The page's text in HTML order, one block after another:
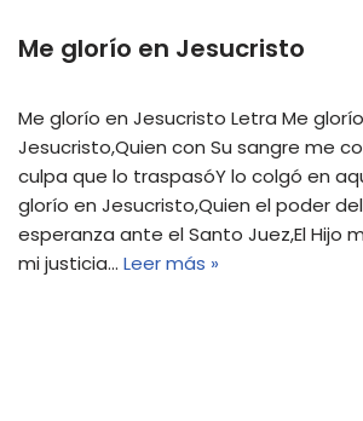
Me glorío en Jesucristo
Me glorío en Jesucristo Letra Me
Jesucristo,Quien con Su sangre me
culpa que lo traspasóY lo colgó en
glorío en Jesucristo,Quien el poder
esperanza ante el Santo Juez,El Hijo
mi justicia… Leer más »